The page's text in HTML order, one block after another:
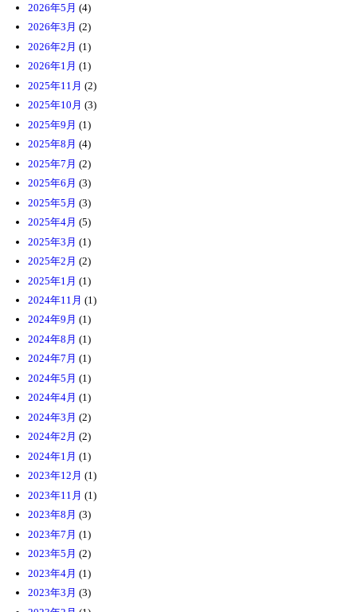
2026年5月 (4)
2026年3月 (2)
2026年2月 (1)
2026年1月 (1)
2025年11月 (2)
2025年10月 (3)
2025年9月 (1)
2025年8月 (4)
2025年7月 (2)
2025年6月 (3)
2025年5月 (3)
2025年4月 (5)
2025年3月 (1)
2025年2月 (2)
2025年1月 (1)
2024年11月 (1)
2024年9月 (1)
2024年8月 (1)
2024年7月 (1)
2024年5月 (1)
2024年4月 (1)
2024年3月 (2)
2024年2月 (2)
2024年1月 (1)
2023年12月 (1)
2023年11月 (1)
2023年8月 (3)
2023年7月 (1)
2023年5月 (2)
2023年4月 (1)
2023年3月 (3)